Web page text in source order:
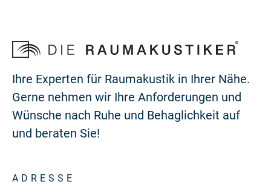
Ihre Experten für Raumakustik in Ihrer Nähe.
Gerne nehmen wir Ihre Anforderungen und
Wünsche nach Ruhe und Behaglichkeit auf
und beraten Sie!
ADRESSE